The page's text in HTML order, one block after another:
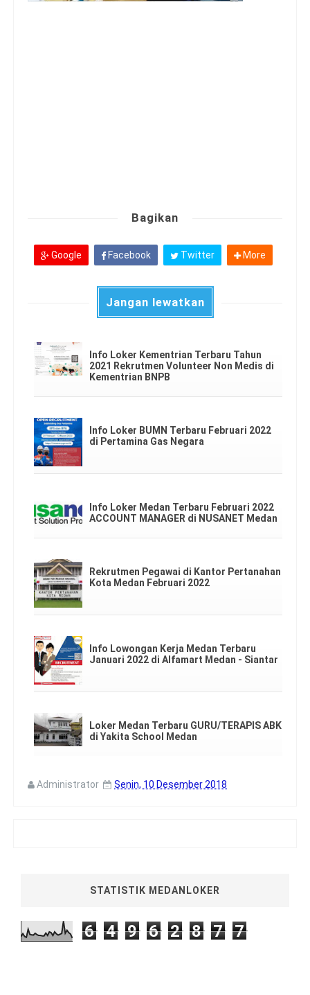
Bagikan
Google Facebook Twitter More
Jangan lewatkan
Info Loker Kementrian Terbaru Tahun
2021 Rekrutmen Volunteer Non Medis di
Kementrian BNPB
Info Loker BUMN Terbaru Februari 2022
di Pertamina Gas Negara
Info Loker Medan Terbaru Februari 2022
ACCOUNT MANAGER di NUSANET Medan
Rekrutmen Pegawai di Kantor Pertanahan
Kota Medan Februari 2022
Info Lowongan Kerja Medan Terbaru
Januari 2022 di Alfamart Medan - Siantar
Loker Medan Terbaru GURU/TERAPIS ABK
di Yakita School Medan
Administrator Senin, 10 Desember 2018
STATISTIK MEDANLOKER
6 4 9 6 2 8 7 7